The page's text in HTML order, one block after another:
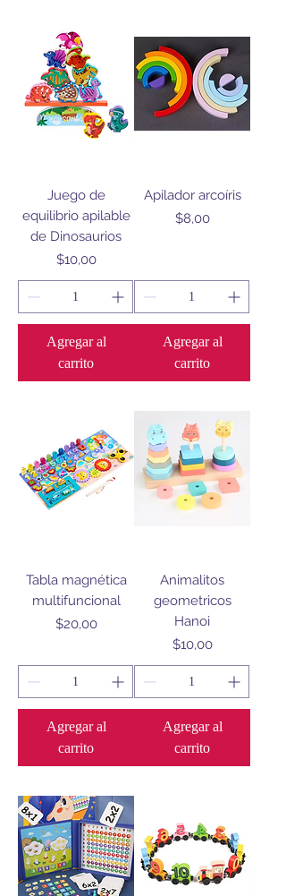
Juego de
equilibrio apilable
de Dinosaurios
Precio
$10,00
Agregar al
carrito
Apilador arcoíris
Precio
$8,00
Agregar al
carrito
Tabla magnética
multifuncional
Precio
$20,00
Agregar al
carrito
Animalitos
geometricos
Hanoi
Precio
$10,00
Agregar al
carrito